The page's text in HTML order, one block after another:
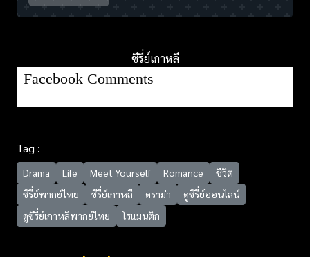
ซีรี่ย์เกาหลี
Facebook Comments
Tag :
Drama Life Meet Yourself Romance
ชีวิต
ซีรี่ย์พากย์ไทย
ซีรี่ย์เกาหลี ดราม่า
ดูซีรี่ย์ออนไลน์
ดูซีรี่ย์เกาหลีพากย์ไทย
โรแมนติก